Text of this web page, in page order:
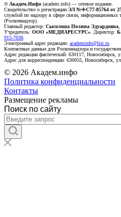
© Академ.Инфо (academ.info) — сетевое издание.
Свидетельство о регистрации ЭЛ №ФС77-85764 от 25
службой по надзору в сфере связи, информационных
(Роскомнадзор).
Главный редактор: Сысолина Полина Эдуардовна
Учредитель: ООО «МЕДИАРЕСУРС» . Директор:
915-7036
Электронный адрес редакции: academinfo@list.ru
Контактные данные для Роскомнадзора и
Адрес редакции фактический: 630117, Новосибирск,
Адрес для корреспонденции: 630055, Новосибирск,
© 2026 Академ.инфо
Политика конфиденциальности
Контакты
Размещение рекламы
Поиск по сайту